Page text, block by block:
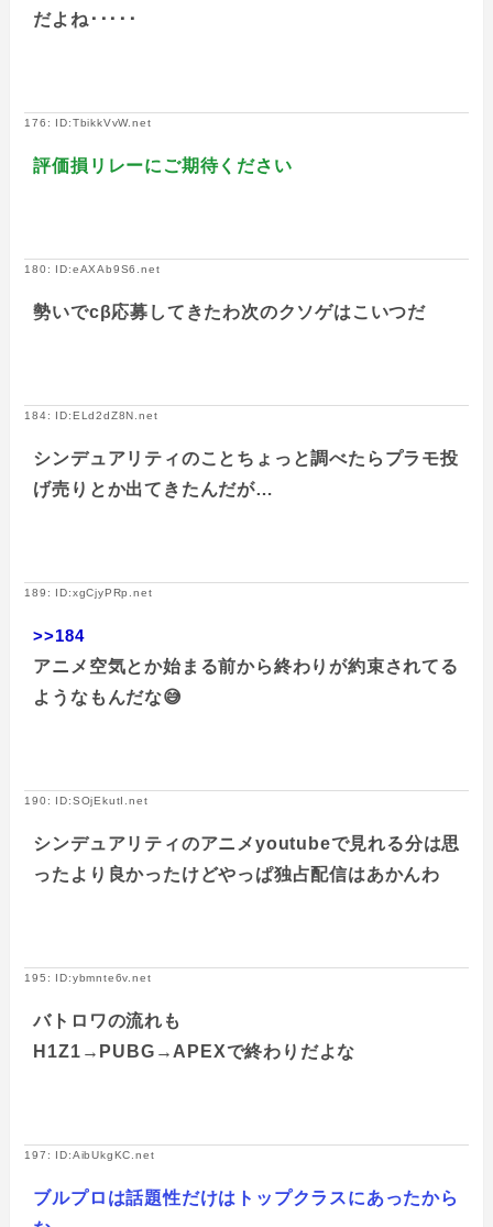
だよね･････
176: ID:TbikkVvW.net
評価損リレーにご期待ください
180: ID:eAXAb9S6.net
勢いでcβ応募してきたわ次のクソゲはこいつだ
184: ID:ELd2dZ8N.net
シンデュアリティのことちょっと調べたらプラモ投
げ売りとか出てきたんだが…
189: ID:xgCjyPRp.net
>>184
アニメ空気とか始まる前から終わりが約束されてる
ようなもんだな😅
190: ID:SOjEkutI.net
シンデュアリティのアニメyoutubeで見れる分は思
ったより良かったけどやっぱ独占配信はあかんわ
195: ID:ybmnte6v.net
バトロワの流れも
H1Z1→PUBG→APEXで終わりだよな
197: ID:AibUkgKC.net
ブルプロは話題性だけはトップクラスにあったから